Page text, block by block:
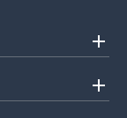
add
add